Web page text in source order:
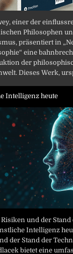
einer der
Philosophen
präsentiert in
eine
der
Dieses Werk,
Intelligenz heute
Risiken und der Stand
Intelligenz
der Stand der
bietet eine